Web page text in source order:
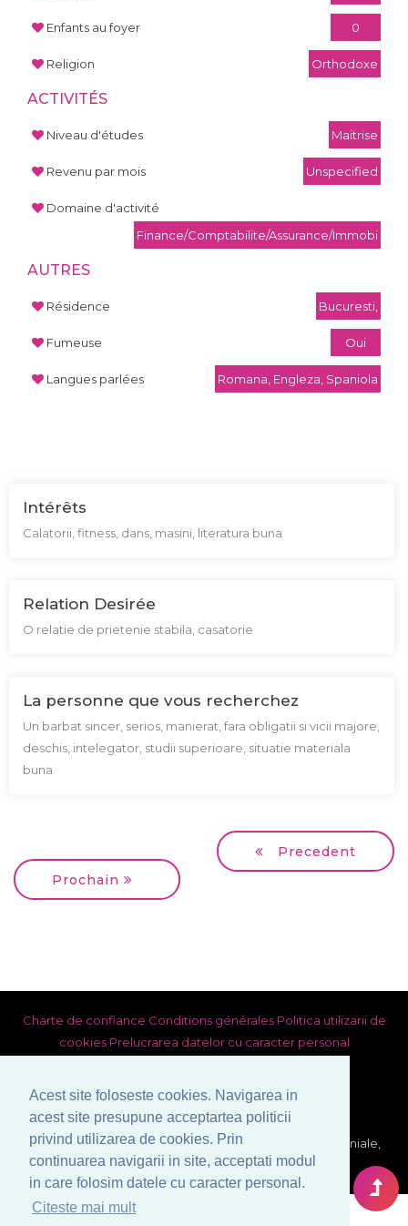
Acest site foloseste cookies. Navigarea in
acest site presupune acceptartea politicii
privind utilizarea de cookies. Prin
continuarea navigarii in site, acceptati modul
in care folosim datele cu caracter personal.
Citeste mai mult
Enfants au foyer 0
Religion Orthodoxe
ACTIVITÉS
Niveau d'études Maitrise
Revenu par mois Unspecified
Domaine d'activité
Finance/Comptabilite/Assurance/Immobi
AUTRES
Résidence Bucuresti,
Fumeuse Oui
Langues parlées Romana, Engleza, Spaniola
Intérêts
Calatorii, fitness, dans, masini, literatura buna
Relation Desirée
O relatie de prietenie stabila, casatorie
La personne que vous recherchez
Un barbat sincer, serios, manierat, fara obligatii si vicii majore,
deschis, intelegator, studii superioare, situatie materiala
buna
Precedent
Prochain
Charte de confiance Conditions générales Politica utilizarii de
cookies Prelucrarea datelor cu caracter personal
© Copyright 1999-2026 Venera S.R.L. - Agence Matrimoniale,
Bucarest, Roumanie. Tous droits reserves.